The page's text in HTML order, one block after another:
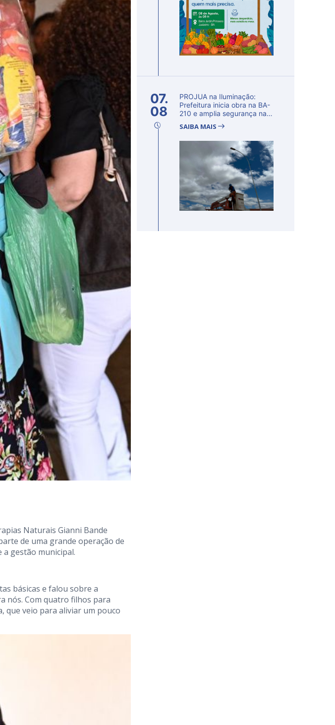
Naturais Gianni Bande
de uma grande operação de
gestão municipal.
básicas e falou sobre a
nós. Com quatro filhos para
que veio para aliviar um pouco
07.
08
PROJUA na Iluminação:
Prefeitura inicia obra na BA-
210 e amplia segurança na
SAIBA MAIS